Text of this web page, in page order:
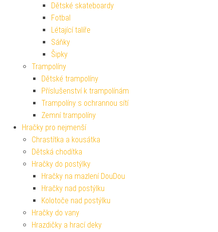
Dětské skateboardy
Fotbal
Létající talíře
Sáňky
Šipky
Trampolíny
Dětské trampolíny
Příslušenství k trampolínám
Trampolíny s ochrannou sítí
Zemní trampolíny
Hračky pro nejmenší
Chrastítka a kousátka
Dětská chodítka
Hračky do postýlky
Hračky na mazlení DouDou
Hračky nad postýlku
Kolotoče nad postýlku
Hračky do vany
Hrazdičky a hrací deky